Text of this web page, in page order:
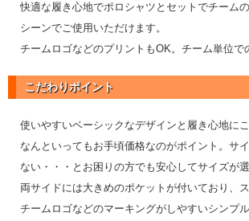
快適な履き心地でポロシャツとセットでチーム
シーンでご使用いただけます。
チームロゴなどのプリントもOK。チーム単位で
こだわりポイント
使いやすいベーシックなデザインと履き心地に
なんといってもお手頃価格なのがポイント。サ
ない・・・とお困りの方でも安心してサイズが
両サイドには大きめのポケットが付いており、
チームロゴなどのマーキングがしやすいシンプ